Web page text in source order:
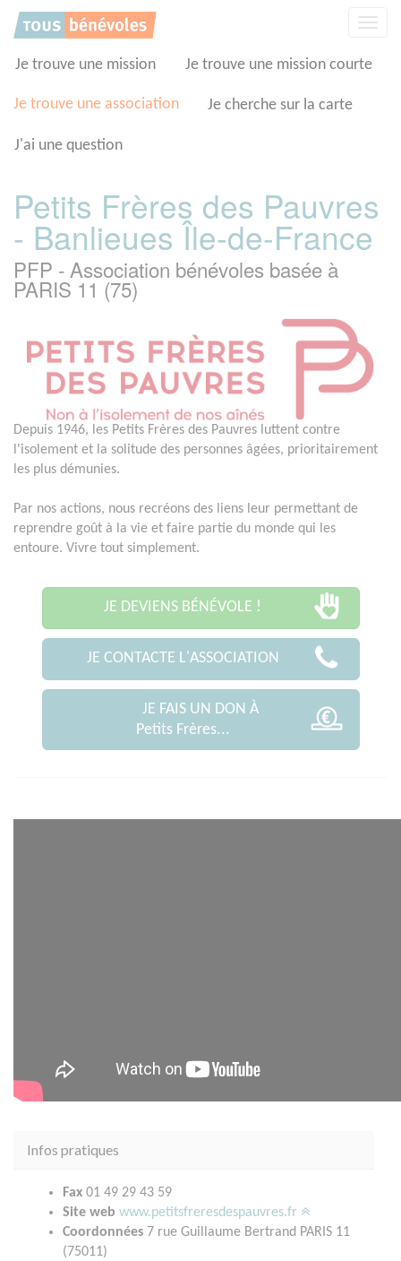
Je trouve une mission Je trouve une mission courte
Je trouve une association Je cherche sur la carte
J'ai une question
Petits Frères des Pauvres
- Banlieues Île-de-France
PFP - Association bénévoles basée à
PARIS 11 (75)
Depuis 1946, les Petits Frères des Pauvres luttent contre
l'isolement et la solitude des personnes âgées, prioritairement
les plus démunies.
Par nos actions, nous recréons des liens leur permettant de
reprendre goût à la vie et faire partie du monde qui les
entoure. Vivre tout simplement.
JE DEVIENS BÉNÉVOLE !
JE CONTACTE L'ASSOCIATION
JE FAIS UN DON À
Petits Frères...
Infos pratiques
Fax 01 49 29 43 59
Site web www.petitsfreresdespauvres.fr
Coordonnées 7 rue Guillaume Bertrand PARIS 11
(75011)
Panneau de gestion des cookies